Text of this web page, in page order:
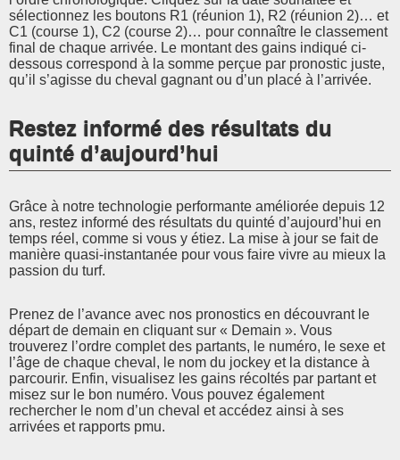
sélectionnez les boutons R1 (réunion 1), R2 (réunion 2)… et
C1 (course 1), C2 (course 2)… pour connaître le classement
final de chaque arrivée. Le montant des gains indiqué ci-
dessous correspond à la somme perçue par pronostic juste,
qu’il s’agisse du cheval gagnant ou d’un placé à l’arrivée.
Restez informé des résultats du
quinté d’aujourd’hui
Grâce à notre technologie performante améliorée depuis 12
ans, restez informé des résultats du quinté d’aujourd’hui en
temps réel, comme si vous y étiez. La mise à jour se fait de
manière quasi-instantanée pour vous faire vivre au mieux la
passion du turf.
Prenez de l’avance avec nos pronostics en découvrant le
départ de demain en cliquant sur « Demain ». Vous
trouverez l’ordre complet des partants, le numéro, le sexe et
l’âge de chaque cheval, le nom du jockey et la distance à
parcourir. Enfin, visualisez les gains récoltés par partant et
misez sur le bon numéro. Vous pouvez également
rechercher le nom d’un cheval et accédez ainsi à ses
arrivées et rapports pmu.